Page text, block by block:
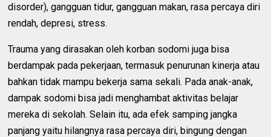
disorder), gangguan tidur, gangguan makan, rasa percaya diri
rendah, depresi, stress.
Trauma yang dirasakan oleh korban sodomi juga bisa
berdampak pada pekerjaan, termasuk penurunan kinerja atau
bahkan tidak mampu bekerja sama sekali. Pada anak-anak,
dampak sodomi bisa jadi menghambat aktivitas belajar
mereka di sekolah. Selain itu, ada efek samping jangka
panjang yaitu hilangnya rasa percaya diri, bingung dengan